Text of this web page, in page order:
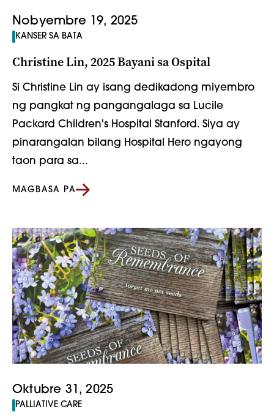
Nobyembre 19, 2025
KANSER SA BATA
Christine Lin, 2025 Bayani sa Ospital
Si Christine Lin ay isang dedikadong miyembro
ng pangkat ng pangangalaga sa Lucile
Packard Children's Hospital Stanford. Siya ay
pinarangalan bilang Hospital Hero ngayong
taon para sa...
MAGBASA PA
Oktubre 31, 2025
PALLIATIVE CARE